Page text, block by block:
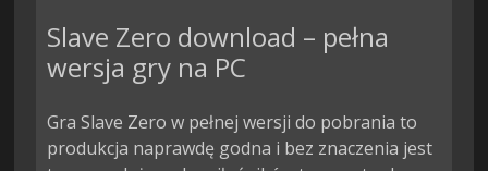
Slave Zero download – pełna
wersja gry na PC
Gra Slave Zero w pełnej wersji do pobrania to
produkcja naprawdę godna i bez znaczenia jest